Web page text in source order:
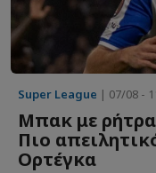
Super League | 07/08 -
Μπακ με
Πιο
Ορτέγκα